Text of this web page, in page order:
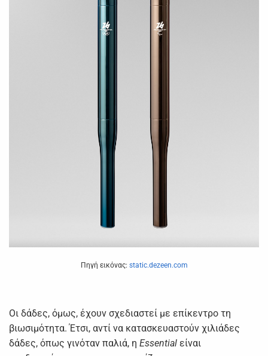
Πηγή εικόνας: static.dezeen.com
Οι δάδες, όμως, έχουν σχεδιαστεί με επίκεντρο τη
βιωσιμότητα. Έτσι, αντί να κατασκευαστούν χιλιάδες
δάδες, όπως γινόταν παλιά, η Essential είναι